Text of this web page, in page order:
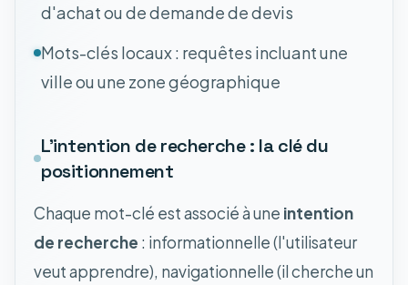
d'achat ou de demande de devis
Mots-clés locaux : requêtes incluant une
ville ou une zone géographique
L'intention de recherche : la clé du
positionnement
Chaque mot-clé est associé à une intention
de recherche : informationnelle (l'utilisateur
veut apprendre), navigationnelle (il cherche un